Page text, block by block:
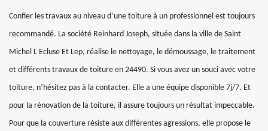
Confier les travaux au niveau d’une toiture à un professionnel est toujours
recommandé. La société Reinhard Joseph, située dans la ville de Saint
Michel L Ecluse Et Lep, réalise le nettoyage, le démoussage, le traitement
et différents travaux de toiture en 24490. Si vous avez un souci avec votre
toiture, n’hésitez pas à la contacter. Elle a une équipe disponible 7j/7. Et
pour la rénovation de la toiture, il assure toujours un résultat impeccable.
Pour que la couverture résiste aux différentes agressions, elle propose le